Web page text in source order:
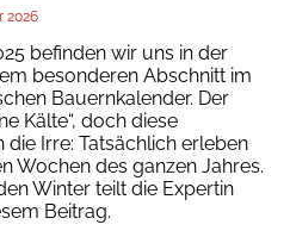
2026
befinden wir uns in der
besonderen Abschnitt im
Bauernkalender. Der
Kälte“, doch diese
Irre: Tatsächlich erleben
Wochen des ganzen Jahres.
Winter teilt die Expertin
Beitrag.